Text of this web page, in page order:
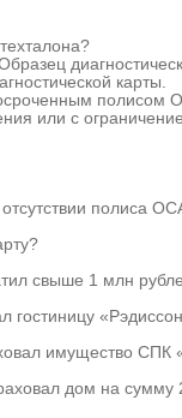
карты.
полисом
или с
полиса
свыше 1 млн
гостиницу
имущество СПК
дом на сумму